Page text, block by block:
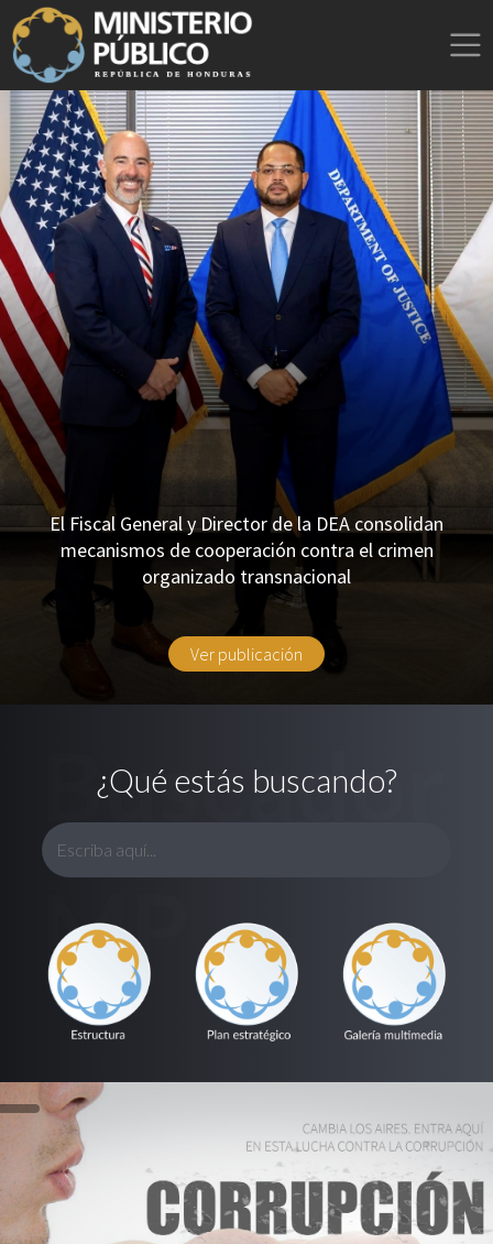
El Fiscal General y Director de la DEA consolidan
mecanismos de cooperación contra el crimen
organizado transnacional
Ver publicación
¿Qué estás buscando?
Buscador
MP